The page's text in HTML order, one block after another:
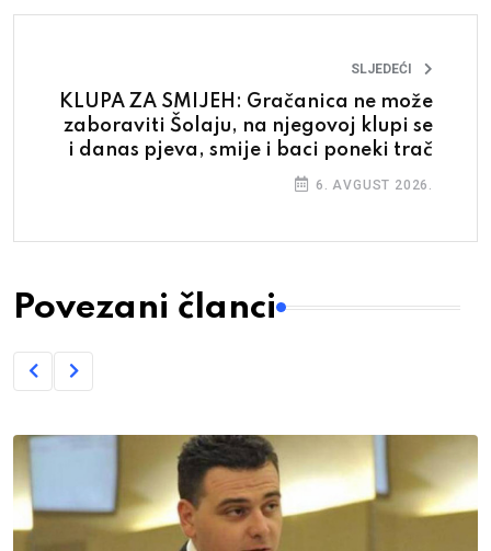
SLJEDEĆI
KLUPA ZA SMIJEH: Gračanica ne može
zaboraviti Šolaju, na njegovoj klupi se
i danas pjeva, smije i baci poneki trač
6. AVGUST 2026.
Povezani članci